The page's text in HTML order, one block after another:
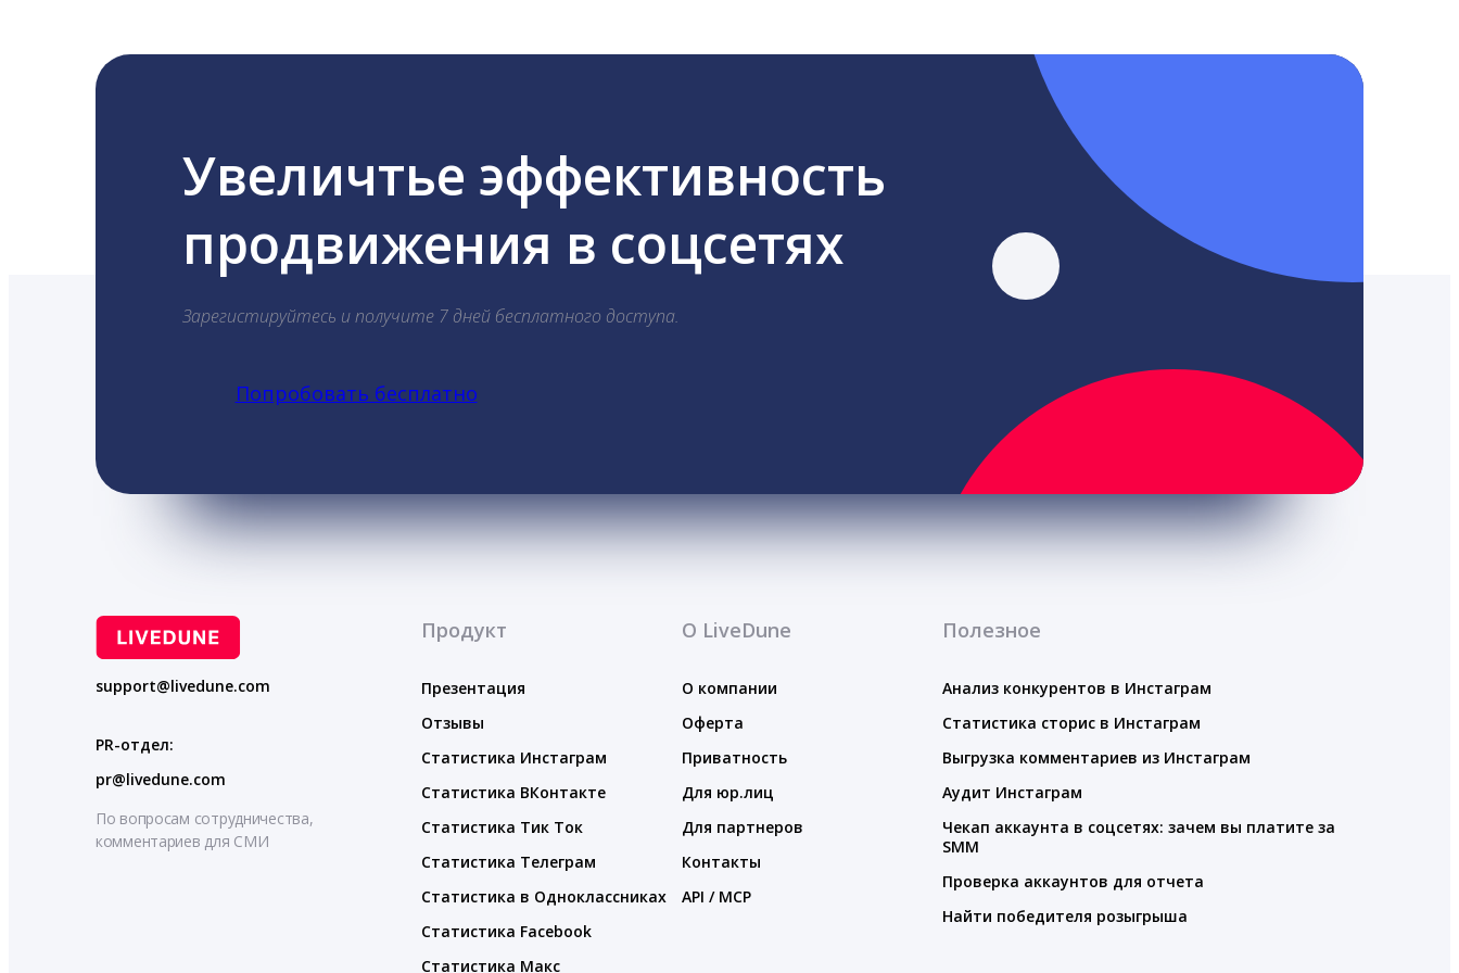
Увеличтье эффективность
продвижения в соцсетях
Зарегистируйтесь и получите 7 дней бесплатного доступа.
Попробовать бесплатно
support@livedune.com
PR-отдел:
pr@livedune.com
По вопросам сотрудничества,
комментариев для СМИ
Продукт
Презентация
Отзывы
Статистика Инстаграм
Статистика ВКонтакте
Статистика Тик Ток
Статистика Телеграм
Статистика в Одноклассниках
Статистика Facebook
Статистика Макс
О LiveDune
О компании
Оферта
Приватность
Для юр.лиц
Для партнеров
Контакты
API / MCP
Полезное
Анализ конкурентов в Инстаграм
Статистика сторис в Инстаграм
Выгрузка комментариев из Инстаграм
Аудит Инстаграм
Чекап аккаунта в соцсетях: зачем вы платите за
SMM
Проверка аккаунтов для отчета
Найти победителя розыгрыша